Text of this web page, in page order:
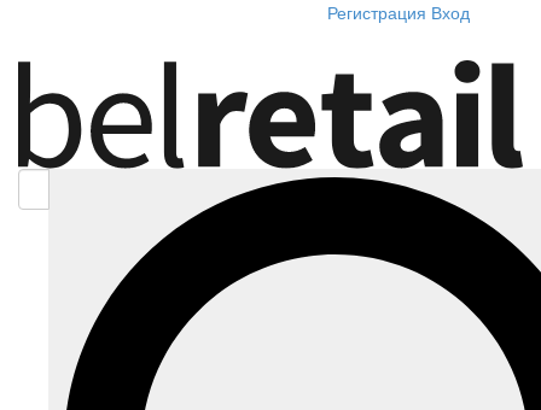
Регистрация Вход